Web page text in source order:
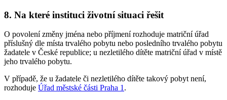
8. Na které instituci životní situaci řešit
O povolení změny jména nebo příjmení rozhoduje matriční úřad
příslušný dle místa trvalého pobytu nebo posledního trvalého pobytu
žadatele v České republice; u nezletilého dítěte matriční úřad v místě
jeho trvalého pobytu.
V případě, že u žadatele či nezletilého dítěte takový pobyt není,
rozhoduje Úřad městské části Praha 1 .